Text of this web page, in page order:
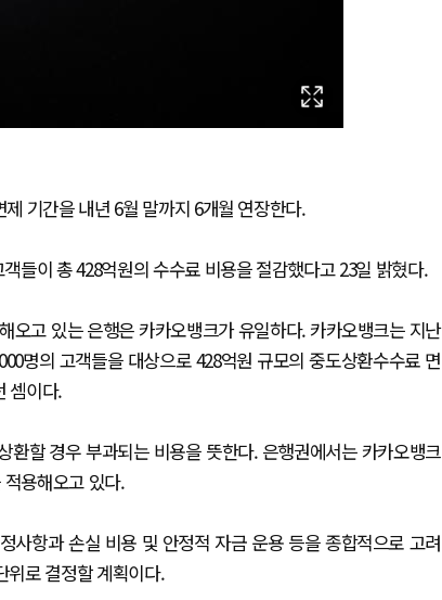
기간을 내년 6월 말까지 6개월 연장한다.
들이 총 428억원의 수수료 비용을 절감했다고 23일 밝혔다.
고 있는 은행은 카카오뱅크가 유일하다. 카카오뱅크는 지난
명의 고객들을 대상으로 428억원 규모의 중도상환수수료 면
셈이다.
할 경우 부과되는 비용을 뜻한다. 은행권에서는 카카오뱅크
용해오고 있다.
사항과 손실 비용 및 안정적 자금 운용 등을 종합적으로 고려
위로 결정할 계획이다.